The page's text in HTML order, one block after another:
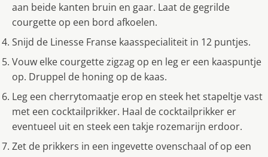
aan beide kanten bruin en gaar. Laat de gegrilde
courgette op een bord afkoelen.
Snijd de Linesse Franse kaasspecialiteit in 12 puntjes.
Vouw elke courgette zigzag op en leg er een kaaspuntje
op. Druppel de honing op de kaas.
Leg een cherrytomaatje erop en steek het stapeltje vast
met een cocktailprikker. Haal de cocktailprikker er
eventueel uit en steek een takje rozemarijn erdoor.
Zet de prikkers in een ingevette ovenschaal of op een